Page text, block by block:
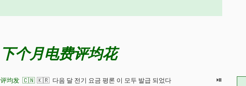
下个月电费评均花
评均发 🇨🇳 🇰🇷 다음 달 전기 요금 평론 이 모두 발급 되었다 ⏯